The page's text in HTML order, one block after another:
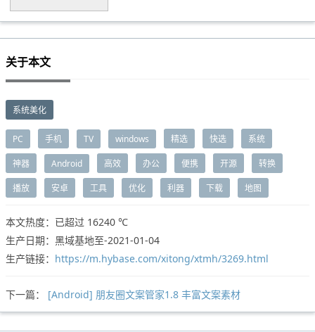
关于本文
系统美化
PC 手机 TV windows 精选 快选 系统
神器 Android 高效 办公 便携 开源 转换
播放 安卓 工具 优化 利器 下载 地图
本文热度：已超过 16240 ℃
生产日期：黑域基地至-2021-01-04
生产链接： https://m.hybase.com/xitong/xtmh/3269.html
下一篇： [Android] 朋友圈文案管家1.8 丰富文案素材